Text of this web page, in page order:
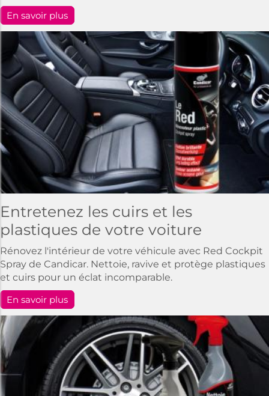
En savoir plus
Entretenez les cuirs et les
plastiques de votre voiture
Rénovez l'intérieur de votre véhicule avec Red Cockpit
Spray de Candicar. Nettoie, ravive et protège plastiques
et cuirs pour un éclat incomparable.
En savoir plus